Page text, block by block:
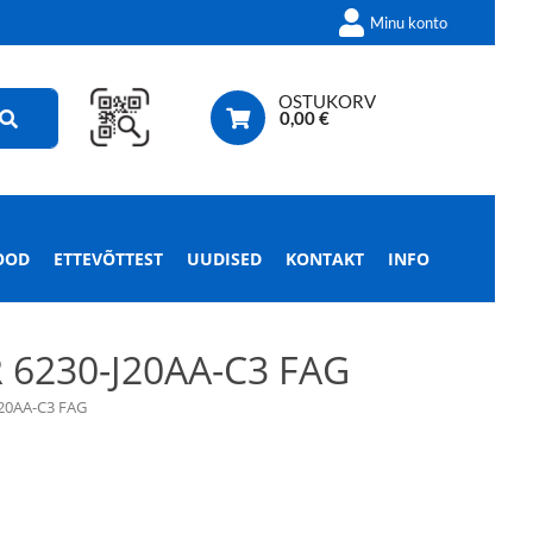
Minu konto
OSTUKORV
0,00€
ETTEVÕTTEST UUDISED KONTAKT INFO
J20AA-C3 FAG
C3 FAG